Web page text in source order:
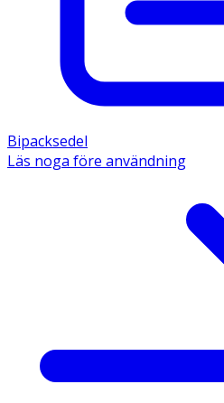
Bipacksedel
Läs noga före användning